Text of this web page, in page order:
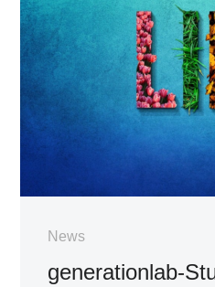
News
generationlab-